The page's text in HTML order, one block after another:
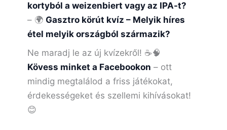
kortyból a weizenbiert vagy az IPA-t?
– 🌍 Gasztro körút kvíz – Melyik híres
étel melyik országból származik?
Ne maradj le az új kvízekről! ☕🧠
Kövess minket a Facebookon – ott
mindig megtalálod a friss játékokat,
érdekességeket és szellemi kihívásokat!
😊